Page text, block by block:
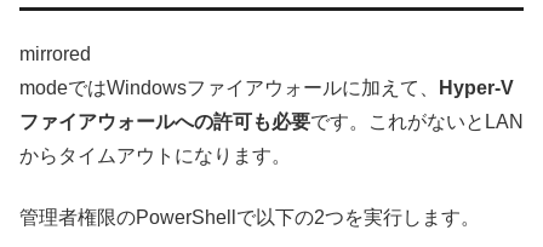
mirrored
modeではWindowsファイアウォールに加えて、
Hyper-V
ファイアウォールへの許可も必要です。これがないとLAN
からタイムアウトになります。
管理者権限のPowerShellで以下の2つを実行します。